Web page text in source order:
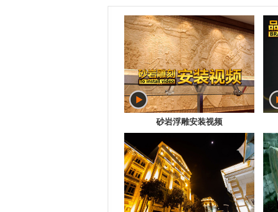
砂岩浮雕安装视频